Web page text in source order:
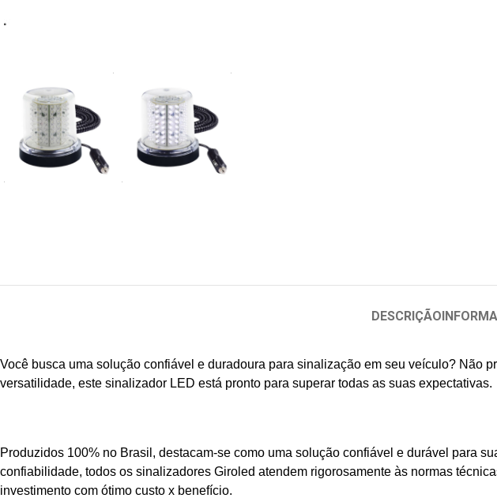
DESCRIÇÃO
Você busca uma solução confiável e duradoura para sinalização em seu veículo? Não
versatilidade, este sinalizador LED está pronto para superar todas as suas expectativas.
Produzidos 100% no Brasil, destacam-se como uma solução confiável e durável para
confiabilidade, todos os sinalizadores Giroled atendem rigorosamente às normas
investimento com ótimo custo x benefício.